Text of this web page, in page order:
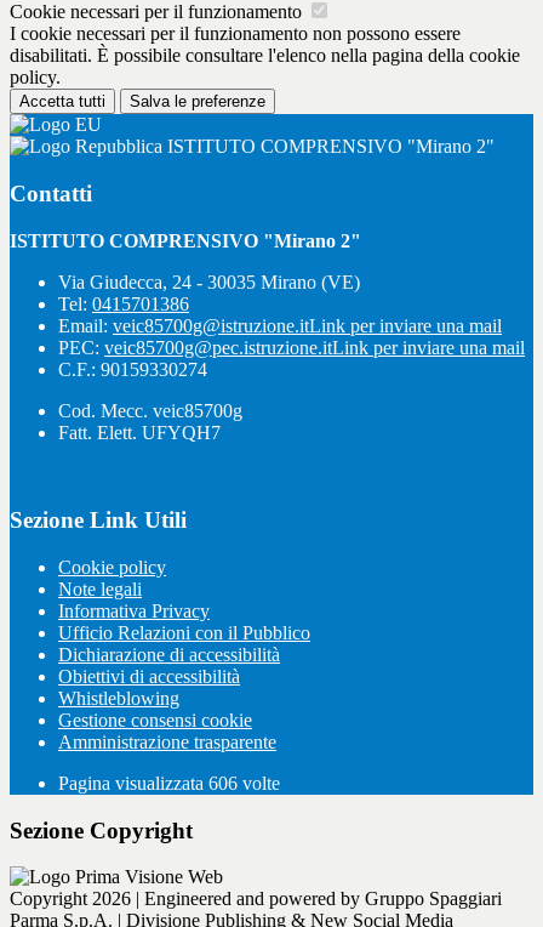
Cookie necessari per il funzionamento
I cookie necessari per il funzionamento non possono essere
disabilitati. È possibile consultare l'elenco nella pagina della cookie
policy.
Accetta tutti Salva le preferenze
ISTITUTO COMPRENSIVO "Mirano 2"
Contatti
ISTITUTO COMPRENSIVO "Mirano 2"
Via Giudecca, 24 - 30035 Mirano (VE)
Tel: 0415701386
Email: veic85700g@istruzione.itLink per inviare una mail
PEC: veic85700g@pec.istruzione.itLink per inviare una mail
C.F.: 90159330274
Cod. Mecc. veic85700g
Fatt. Elett. UFYQH7
Sezione Link Utili
Cookie policy
Note legali
Informativa Privacy
Ufficio Relazioni con il Pubblico
Dichiarazione di accessibilità
Obiettivi di accessibilità
Whistleblowing
Gestione consensi cookie
Amministrazione trasparente
Pagina visualizzata 606 volte
Sezione Copyright
Copyright 2026 | Engineered and powered by Gruppo Spaggiari
Parma S.p.A. | Divisione Publishing & New Social Media